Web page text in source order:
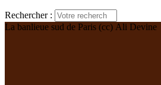
Rechercher :
La banlieue sud de Paris (cc) Ali Devine